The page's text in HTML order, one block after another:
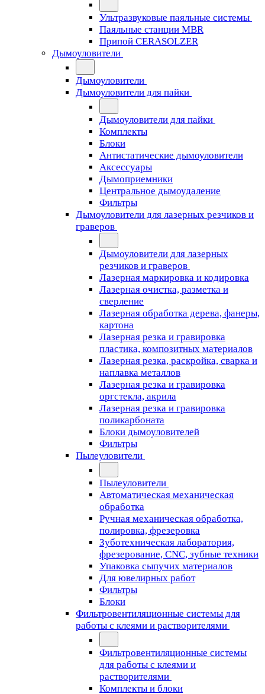
Ультразвуковые паяльные системы
Паяльные станции MBR
Припой CERASOLZER
Дымоуловители
Дымоуловители
Дымоуловители для пайки
Дымоуловители для пайки
Комплекты
Блоки
Антистатические дымоуловители
Аксессуары
Дымоприемники
Центральное дымоудаление
Фильтры
Дымоуловители для лазерных резчиков и
граверов
Дымоуловители для лазерных
резчиков и граверов
Лазерная маркировка и кодировка
Лазерная очистка, разметка и
сверление
Лазерная обработка дерева, фанеры,
картона
Лазерная резка и гравировка
пластика, композитных материалов
Лазерная резка, раскройка, сварка и
наплавка металлов
Лазерная резка и гравировка
оргстекла, акрила
Лазерная резка и гравировка
поликарбоната
Блоки дымоуловителей
Фильтры
Пылеуловители
Пылеуловители
Автоматическая механическая
обработка
Ручная механическая обработка,
полировка, фрезеровка
Зуботехническая лаборатория,
фрезерование, CNC, зубные техники
Упаковка сыпучих материалов
Для ювелирных работ
Фильтры
Блоки
Фильтровентиляционные системы для
работы с клеями и растворителями
Фильтровентиляционные системы
для работы с клеями и
растворителями
Комплекты и блоки